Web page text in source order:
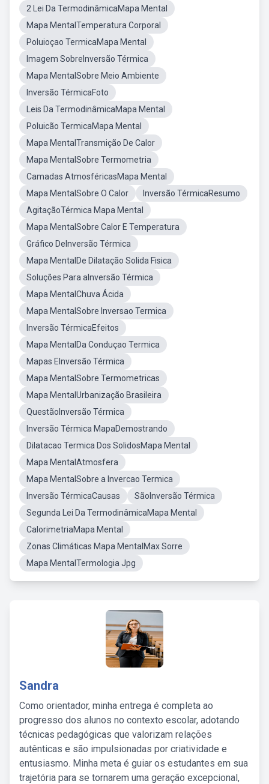
2 Lei Da TermodinâmicaMapa Mental
Mapa MentalTemperatura Corporal
Poluioçao TermicaMapa Mental
Imagem SobreInversão Térmica
Mapa MentalSobre Meio Ambiente
Inversão TérmicaFoto
Leis Da TermodinâmicaMapa Mental
Poluicão TermicaMapa Mental
Mapa MentalTransmição De Calor
Mapa MentalSobre Termometria
Camadas AtmosféricasMapa Mental
Mapa MentalSobre O Calor
Inversão TérmicaResumo
AgitaçãoTérmica Mapa Mental
Mapa MentalSobre Calor E Temperatura
Gráfico DeInversão Térmica
Mapa MentalDe Dilatação Solida Fisica
Soluções Para aInversão Térmica
Mapa MentalChuva Ácida
Mapa MentalSobre Inversao Termica
Inversão TérmicaEfeitos
Mapa MentalDa Conduçao Termica
Mapas EInversão Térmica
Mapa MentalSobre Termometricas
Mapa MentalUrbanização Brasileira
QuestãoInversão Térmica
Inversão Térmica MapaDemostrando
Dilatacao Termica Dos SolidosMapa Mental
Mapa MentalAtmosfera
Mapa MentalSobre a Invercao Termica
Inversão TérmicaCausas
SãoInversão Térmica
Segunda Lei Da TermodinâmicaMapa Mental
CalorimetriaMapa Mental
Zonas Climáticas Mapa MentalMax Sorre
Mapa MentalTermologia Jpg
Sandra
Como orientador, minha entrega é completa ao
progresso dos alunos no contexto escolar, adotando
técnicas pedagógicas que valorizam relações
autênticas e são impulsionadas por criatividade e
entusiasmo. Minha meta é guiar os estudantes em sua
trajetória para se tornarem uma geração excepcional,